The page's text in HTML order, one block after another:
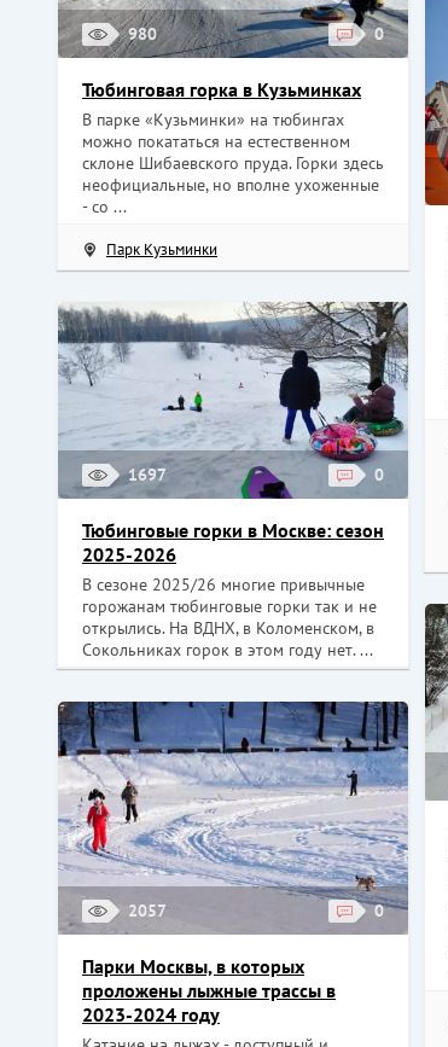
980 0
Тюбинговая горка в Кузьминках
В парке «Кузьминки» на тюбингах
можно покататься на естественном
склоне Шибаевского пруда. Горки здесь
неофициальные, но вполне ухоженные
- со ...
Парк Кузьминки
1697 0
Тюбинговые горки в Москве: сезон
2025-2026
В сезоне 2025/26 многие привычные
горожанам тюбинговые горки так и не
открылись. На ВДНХ, в Коломенском, в
Сокольниках горок в этом году нет. ...
2057 0
Парки Москвы, в которых
проложены лыжные трассы в
2023-2024 году